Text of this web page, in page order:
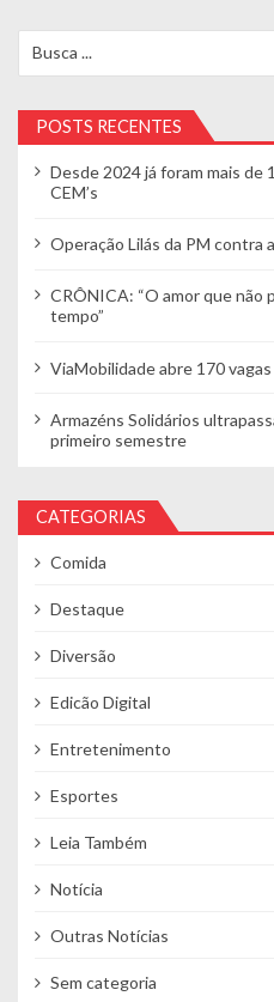
POSTS RECENTES
Desde 2024 já foram mais de
CEM’s
Operação Lilás da PM contra
CRÔNICA: “O amor que não
tempo”
ViaMobilidade abre 170
Armazéns Solidários
primeiro semestre
CATEGORIAS
Comida
Destaque
Diversão
Edicão Digital
Entretenimento
Esportes
Leia Também
Notícia
Outras Notícias
Sem categoria